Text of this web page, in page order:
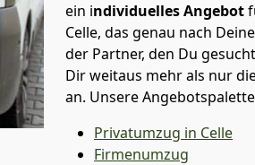
ein individuelles Angebot
Celle, das genau nach
der Partner, den Du
Dir weitaus mehr als nur
an. Unsere
Privatumzug in Celle
Firmenumzug